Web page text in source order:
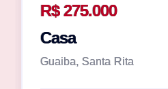
R$ 275.000
Casa
Guaiba, Santa Rita